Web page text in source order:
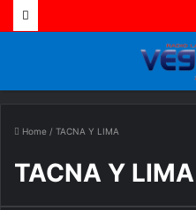
Home / TACNA Y LIMA
TACNA Y LIMA